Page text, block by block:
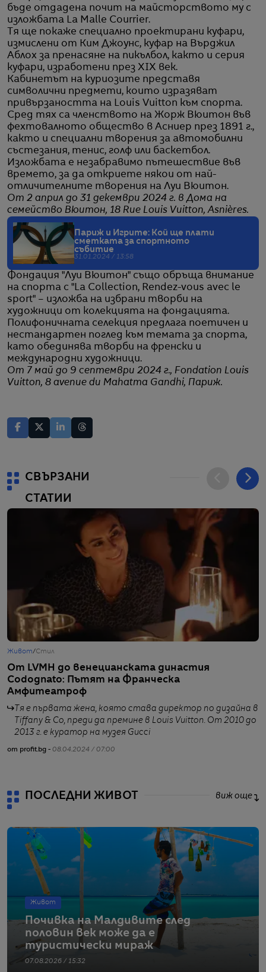
бъде отдадена почит на майсторството му с
изложбата La Malle Courrier.
Тя ще покаже специално проектирани куфари,
измислени от Ким Джоунс, куфар на Върджил
Аблох за пренасяне на пикълбол, както и серия
куфари, изработени през XIX век.
Кабинетът на куриозите представя
символични предмети, които изразяват
привързаността на Louis Vuitton към спорта.
Сред тях са членството на Жорж Вюитон във
фехтовалното общество в Асниер през 1891 г.,
както и специални творения за автомобилни
състезания, тенис, голф или баскетбол.
Изложбата е незабравимо пътешествие във
времето, за да откриете някои от най-
отличителните творения на Луи Вюитон.
От 2 април до 31 декември 2024 г. в Дома на
семейство Вюитон, 18 Rue Louis Vuitton, Asnières.
Париж и Игрите: Кой ще плати
сметката за спортното
събитие
31.01.2024 / 13:58
Фондация "Луи Вюитон" също обръща внимание
на спорта с "La Collection, Rendez-vous avec le
sport" – изложба на избрани творби на
художници от колекцията на фондацията.
Полифоничната селекция предлага поетичен и
нестандартен поглед към темата за спорта,
като обединява творби на френски и
международни художници.
От 7 май до 9 септември 2024 г., Fondation Louis
Vuitton, 8 avenue du Mahatma Gandhi, Париж.
СВЪРЗАНИ
СТАТИИ
Живот/Стил
От LVMH до венецианската династия
Codognato: Пътят на Франческа
Амфитеатроф
Тя е първата жена, която става директор по дизайна в
Tiffany & Co, преди да премине в Louis Vuitton. От 2010 до
2013 г. е куратор на музея Gucci
от profit.bg - 08.04.2024 / 07:00
ПОСЛЕДНИ ЖИВОТ виж още
Живот
Почивка на Малдивите след
половин век може да е
туристически мираж
07.08.2026 / 15:32